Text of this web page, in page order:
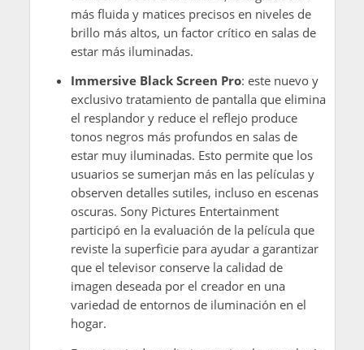
más fluida y matices precisos en niveles de
brillo más altos, un factor crítico en salas de
estar más iluminadas.
Immersive Black Screen Pro: este nuevo y
exclusivo tratamiento de pantalla que elimina
el resplandor y reduce el reflejo produce
tonos negros más profundos en salas de
estar muy iluminadas. Esto permite que los
usuarios se sumerjan más en las películas y
observen detalles sutiles, incluso en escenas
oscuras. Sony Pictures Entertainment
participó en la evaluación de la película que
reviste la superficie para ayudar a garantizar
que el televisor conserve la calidad de
imagen deseada por el creador en una
variedad de entornos de iluminación en el
hogar.